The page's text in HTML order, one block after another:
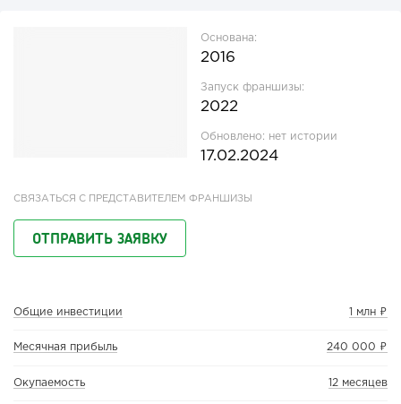
Основана:
2016
Запуск франшизы:
2022
Обновлено: нет истории
17.02.2024
СВЯЗАТЬСЯ С ПРЕДСТАВИТЕЛЕМ ФРАНШИЗЫ
ОТПРАВИТЬ ЗАЯВКУ
Общие инвестиции 1 млн ₽
Месячная прибыль 240 000 ₽
Окупаемость 12 месяцев